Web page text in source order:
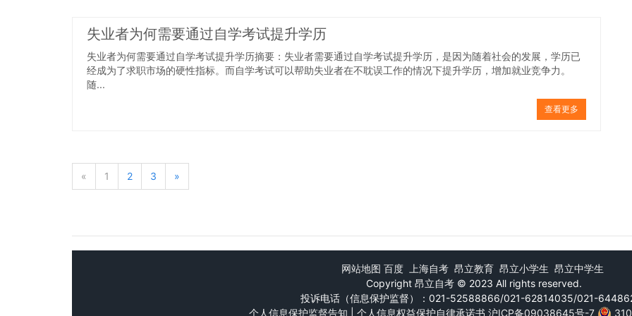
失业者为何需要通过自学考试提升学历
失业者为何需要通过自学考试提升学历摘要：失业者需要通过自学考试提升学历，是因为随着社会的发展，学历已
经成为了求职市场的硬性指标。而自学考试可以帮助失业者在不耽误工作的情况下提升学历，增加就业竞争力。
随...
查看更多
« 1 2 3 »
网站地图 百度 上海自考 昂立教育 昂立小学生 昂立中学生
Copyright 昂立自考 © 2023 All rights reserved.
投诉电话（信息保护监督）：021-52588866/021-62814035/021-
个人信息保护监督告知
个人信息权益保护自律承诺书 沪ICP备09038645号-7